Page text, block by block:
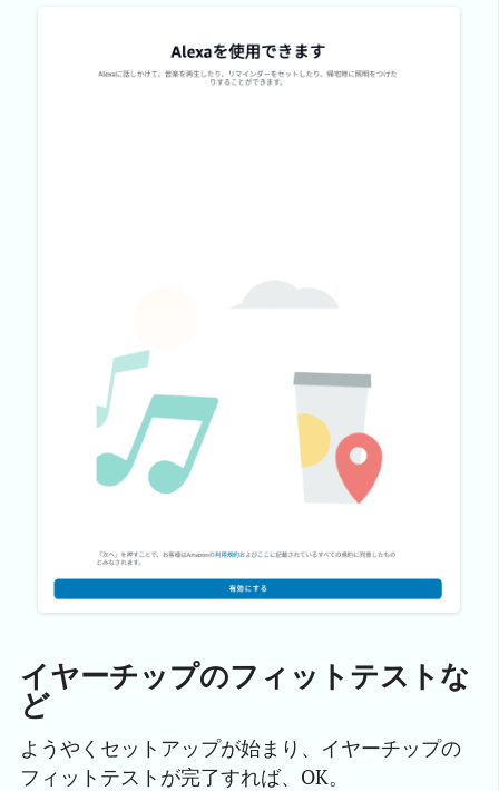
イヤーチップのフィットテストな
ど
ようやくセットアップが始まり、イヤーチップの
フィットテストが完了すれば、OK。